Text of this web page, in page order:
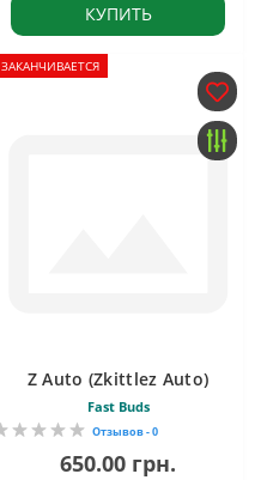
КУПИТЬ
ЗАКАНЧИВАЕТСЯ
Z Auto (Zkittlez Auto)
Fast Buds
Отзывов - 0
650.00 грн.